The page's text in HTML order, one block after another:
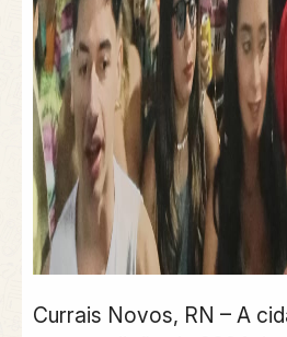
Currais Novos, RN – A